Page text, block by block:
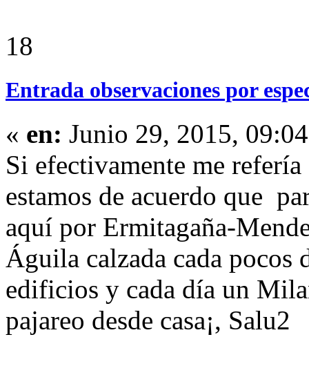
18
Entrada observaciones por
« en: Junio 29, 2015,
Si efectivamente me
estamos de acuerdo que
aquí por Ermitagaña-
Águila calzada cada pocos
edificios y cada día un
pajareo desde casa¡, Salu2